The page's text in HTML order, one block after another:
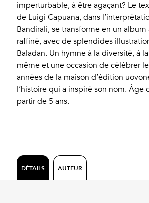
imperturbable, à être agaçant? Le
de Luigi Capuana, dans
Bandirali, se transforme en un album
raffiné, avec de splendides
Baladan. Un hymne à la diversité, à
même et une occasion de célébrer
années de la maison d’édition
l’histoire qui a inspiré son nom. Âge
partir de 5 ans.
DÉTAILS AUTEUR